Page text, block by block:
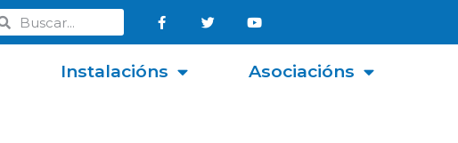
Instalacións Asociacións